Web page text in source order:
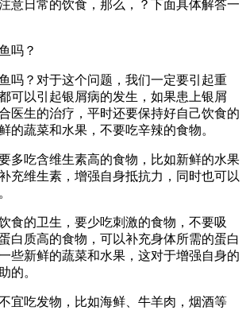
意日常的饮食，那么，？下面具体解答一
吗？
吗？对于这个问题，我们一定要引起重
可以引起银屑病的发生，如果患上银屑
医生的治疗，平时还要保持好自己饮食的
的蔬菜和水果，不要吃辛辣的食物。
多吃含维生素高的食物，比如新鲜的水果
充维生素，增强自身抵抗力，同时也可以
食的卫生，要少吃刺激的食物，不要吸
白质高的食物，可以补充身体所需的蛋白
些新鲜的蔬菜和水果，这对于增强自身的
的。
宜吃发物，比如海鲜、牛羊肉，烟酒等